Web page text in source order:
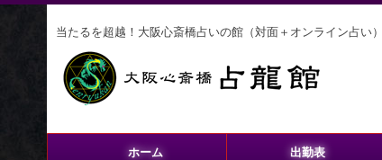
当たるを超越！大阪心斎橋占いの館（対面＋オンライン占い）
ホーム 出勤表